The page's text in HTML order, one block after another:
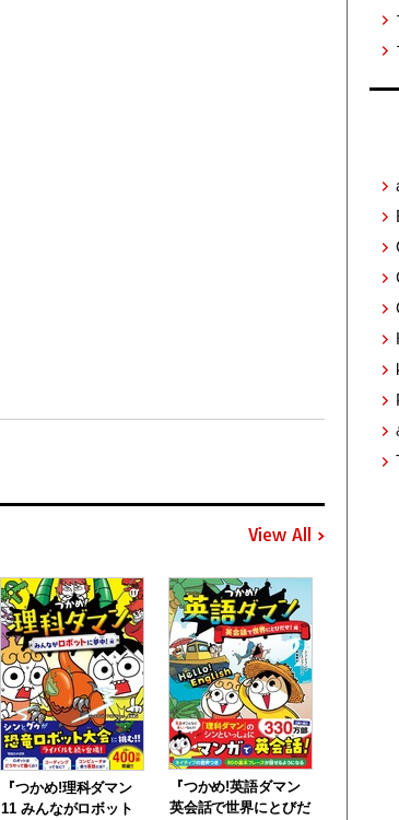
View All
『つかめ!理科ダマン
11 みんながロボット
『つかめ!英語ダマン
英会話で世界にとびだ